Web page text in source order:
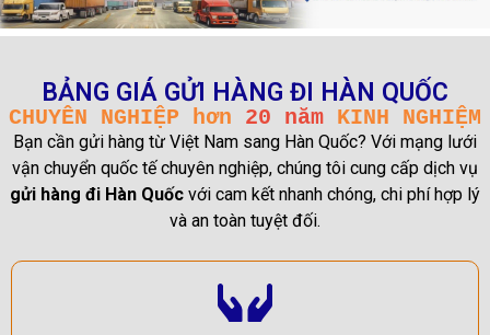
BẢNG GIÁ GỬI HÀNG ĐI HÀN QUỐC
CHUYÊN NGHIỆP hơn 20 năm KINH NGHIỆM
Bạn cần gửi hàng từ Việt Nam sang Hàn Quốc? Với mạng lưới
vận chuyển quốc tế chuyên nghiệp, chúng tôi cung cấp dịch vụ
gửi hàng đi Hàn Quốc với cam kết nhanh chóng, chi phí hợp lý
và an toàn tuyệt đối.